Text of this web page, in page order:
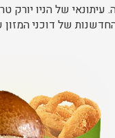
של הניו יורק
"החדשנות של